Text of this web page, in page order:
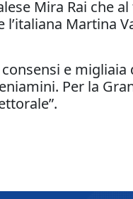
Mira Rai che
l’italiana Martina
e
Per la